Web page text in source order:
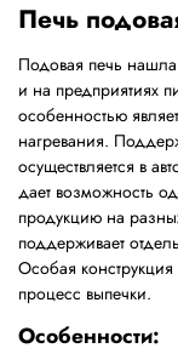
Печь
Подовая печь
и на предприятиях
особенностью
нагревания.
осуществляется в
дает возможность
продукцию на
поддерживает
Особая
процесс выпечки.
Особенности: